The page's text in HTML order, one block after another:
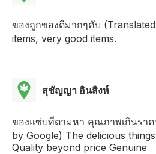
ของถูกของดีมากๆคับ
items, very good items.
สุชัญญา อินสิงห์
ของแซ่บที่ตามหา คุณภาพเกินราค
by Google) The delicious
Quality beyond price Genuine